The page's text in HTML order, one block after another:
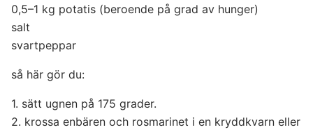
0,5–1 kg potatis (beroende på grad av hunger)
salt
svartpeppar
så här gör du:
1. sätt ugnen på 175 grader.
2. krossa enbären och rosmarinet i en kryddkvarn eller